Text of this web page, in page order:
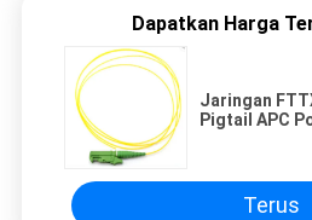
Dapatkan Harga
Jaringan
Pigtail APC
Terus